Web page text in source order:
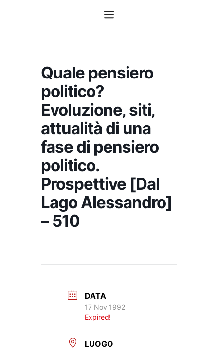
Menu
Quale pensiero
politico?
Evoluzione‚ siti‚
attualità di una
fase di pensiero
politico.
Prospettive [Dal
Lago Alessandro]
– 510
DATA
17 Nov 1992
Expired!
LUOGO